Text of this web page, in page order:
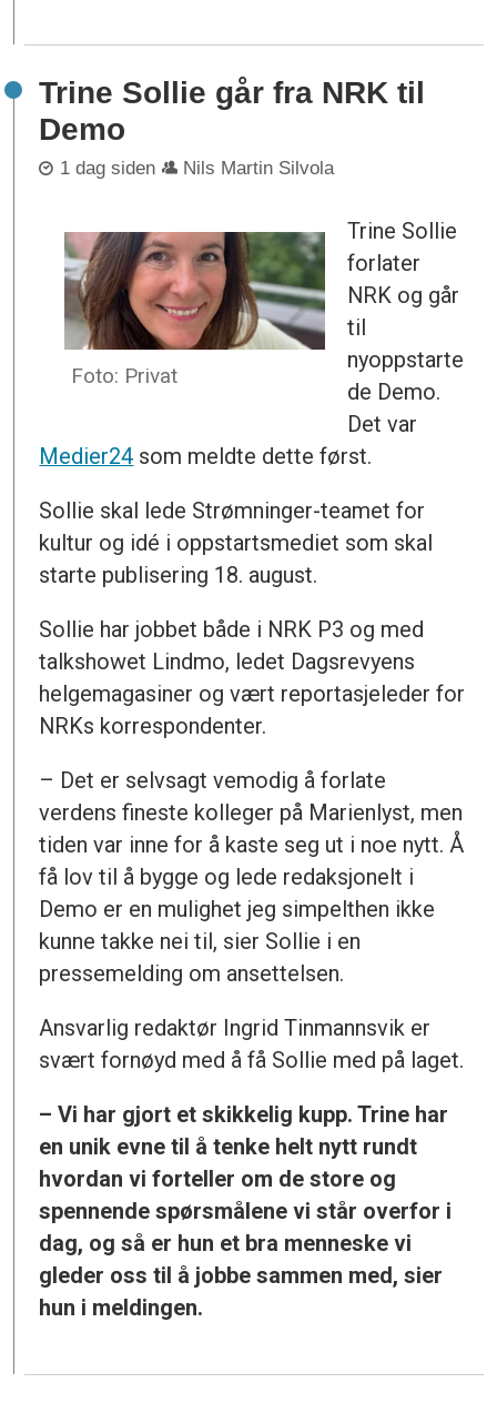
Trine Sollie går fra NRK til
Demo
1 dag siden Nils Martin Silvola
Foto: Privat
Trine Sollie
forlater
NRK og går
til
nyoppstarte
de Demo.
Det var
Medier24 som meldte dette først.
Sollie skal lede Strømninger-teamet for
kultur og idé i oppstartsmediet som skal
starte publisering 18. august.
Sollie har jobbet både i NRK P3 og med
talkshowet Lindmo, ledet Dagsrevyens
helgemagasiner og vært reportasjeleder for
NRKs korrespondenter.
– Det er selvsagt vemodig å forlate
verdens fineste kolleger på Marienlyst, men
tiden var inne for å kaste seg ut i noe nytt. Å
få lov til å bygge og lede redaksjonelt i
Demo er en mulighet jeg simpelthen ikke
kunne takke nei til, sier Sollie i en
pressemelding om ansettelsen.
Ansvarlig redaktør Ingrid Tinmannsvik er
svært fornøyd med å få Sollie med på laget.
– Vi har gjort et skikkelig kupp. Trine har
en unik evne til å tenke helt nytt rundt
hvordan vi forteller om de store og
spennende spørsmålene vi står overfor i
dag, og så er hun et bra menneske vi
gleder oss til å jobbe sammen med, sier
hun i meldingen.